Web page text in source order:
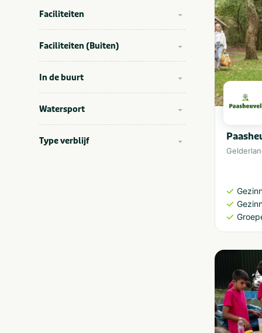
Faciliteiten
Faciliteiten (Buiten)
In de buurt
Watersport
Type verblijf